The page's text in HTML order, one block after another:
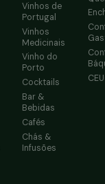
Vinhos de
Portugal
Vinhos
Medicinais
Vinho do
Porto
Cocktails
Bar &
Bebidas
Cafés
Chás &
Infusões